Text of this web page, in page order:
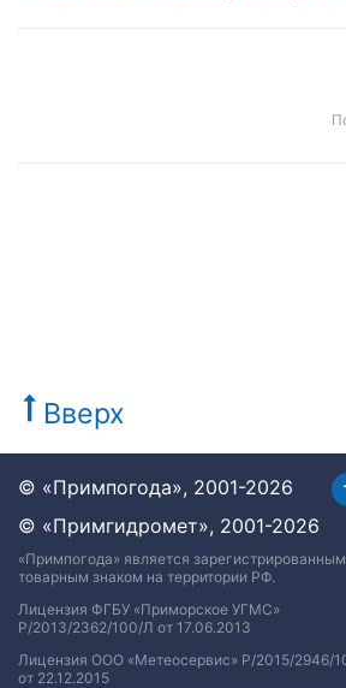
Вверх
© «Примпогода», 2001-2026
© «Примгидромет», 2001-2026
«Примпогода» является зарегистрированным
товарным знаком на территории РФ.
Лицензия ФГБУ «Приморское УГМС»
Р/2013/2362/100/Л от 17.06.2013
Лицензия ООО «Метеосервис» Р/2015/2946/
от 22.12.2015